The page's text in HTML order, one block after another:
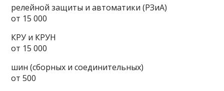
релейной защиты и автоматики (РЗиА)
от 15 000
КРУ и КРУН
от 15 000
шин (сборных и соединительных)
от 500